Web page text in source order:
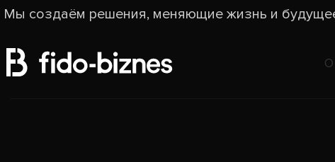
Мы создаём решения, меняющие жизнь и
О